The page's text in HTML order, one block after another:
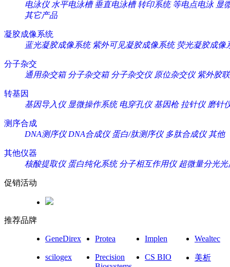
电泳仪 水平电泳槽 垂直电泳槽 转印系统 等电点电泳 显
其它产品
凝胶成像系统
蓝光凝胶成像系统 紫外可见凝胶成像系统 荧光凝胶成像
分子杂交
通用杂交箱 分子杂交箱 分子杂交仪 原位杂交仪 紫外胶
转基因
基因导入仪 显微操作系统 电穿孔仪 基因枪 拉针仪 磨针
测序合成
DNA测序仪 DNA合成仪 蛋白/肽测序仪 多肽合成仪 其他
其他仪器
核酸提取仪 蛋白纯化系统 分子相互作用仪 超微量分光光
促销活动
推荐品牌
GeneDirex Protea Implen Wealtec
scilogex
Precision
CS BIO 美析